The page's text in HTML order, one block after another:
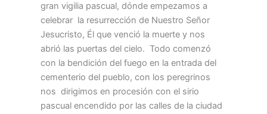
gran vigilia pascual, dónde empezamos a
celebrar la resurrección de Nuestro Señor
Jesucristo, Él que venció la muerte y nos
abrió las puertas del cielo. Todo comenzó
con la bendición del fuego en la entrada del
cementerio del pueblo, con los peregrinos
nos dirigimos en procesión con el sirio
pascual encendido por las calles de la ciudad